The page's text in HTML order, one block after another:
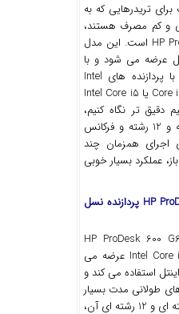
تریدرهایی که به
و کم‌ مصرف هستند،
کیس استوک HP ProDesk 400 G7 است. این مدل
های نسل 10 اینتل عرضه می ‌شود و با
توجه به کانفیگ، می‌ تواند با پردازنده‌ های Intel
Core i5 10500، Intel Core i7 10700 یا Intel Core i5
دقیق ‌تر نگاه کنیم،
پردازنده i5 10500 با 6 هسته و 12 رشته و فرکانس
برای اجرای همزمان چند
عملکرد بسیار خوبی
2.کیس استوک HP ProDesk 600 G6 پردازنده نسل
مدل بعدی، کیس استوک HP ProDesk 600 G6
است که با پردازنده Intel Core i5 10500 عرضه می‌
شود. این مدل نیز از نسل 10 اینتل استفاده می کند و
طولانی‌ مدت بسیار
مناسب است. پردازنده 6 هسته ‌ای و 12 رشته ‌ای آن،